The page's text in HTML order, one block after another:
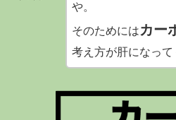
や。
そのためにはカー
考え方が肝になって